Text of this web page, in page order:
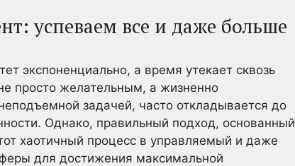
успеваем все и даже больше
экспоненциально, а время утекает сквозь
просто желательным, а жизненно
задачей, часто откладывается до
Однако, правильный подход, основанный
хаотичный процесс в управляемый и даже
для достижения максимальной